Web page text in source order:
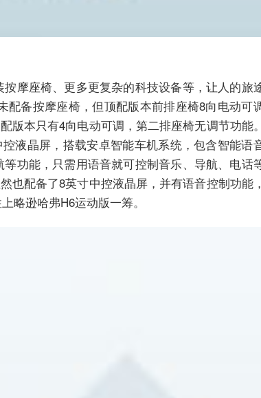
摩座椅、更多更复杂的科技设备等，让人的旅
备按摩座椅，但顶配版本前排座椅8向电动可
版本只有4向电动可调，第二排座椅无调节功能
液晶屏，搭载安卓智能车机系统，包含智能语
功能，只需用语音就可控制音乐、导航、电话
也配备了8英寸中控液晶屏，并有语音控制功能
略逊哈弗H6运动版一筹。